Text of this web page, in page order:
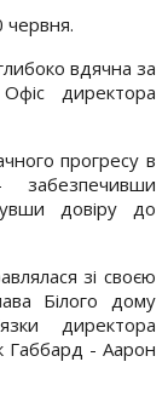
червня.
вдячна за
директора
прогресу в
забезпечивши
довіру до
зі своєю
Білого дому
директора
Габбард - Аарон